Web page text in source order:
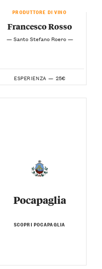
PRODUTTORE DI VINO
Francesco Rosso
— Santo Stefano Roero —
ESPERIENZA — 25€
Pocapaglia
SCOPRI POCAPAGLIA